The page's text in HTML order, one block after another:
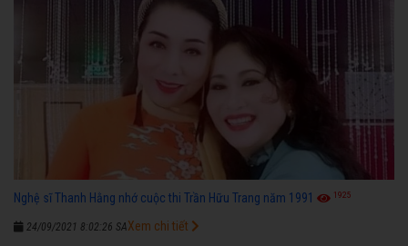
Nghệ sĩ Thanh Hằng nhớ cuộc thi Trần Hữu Trang năm 1991 1925
24/09/2021 8:02:26 SAXem chi tiết